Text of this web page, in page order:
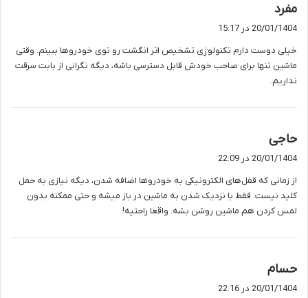
مفرد
ف
:
20/01/1404 در 15:17
خیلی دوست دارم تکنولوژی تشخیص اثر انگشت رو توی خودروها ببینم. وقتی
ماشین تنها برای صاحب خودش قابل دسترسی باشه، دیگه نگرانی از بابت سرقت
نداریم.
حاجی
ف
:
20/01/1404 در 22:09
از زمانی که قفل‌های الکترونیکی به خودروها اضافه شدن، دیگه نیازی به حمل
کلید نیست. فقط با نزدیک شدن به ماشین در باز میشه و حتی ممکنه بدون
لمس کردن هم ماشین روشن بشه. واقعا راحتیه!
حسام
ف
20/01/1404 در 22:16